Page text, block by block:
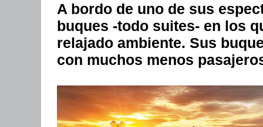
A bordo de uno de sus
buques -todo suites- en los
relajado ambiente. Sus
con muchos menos